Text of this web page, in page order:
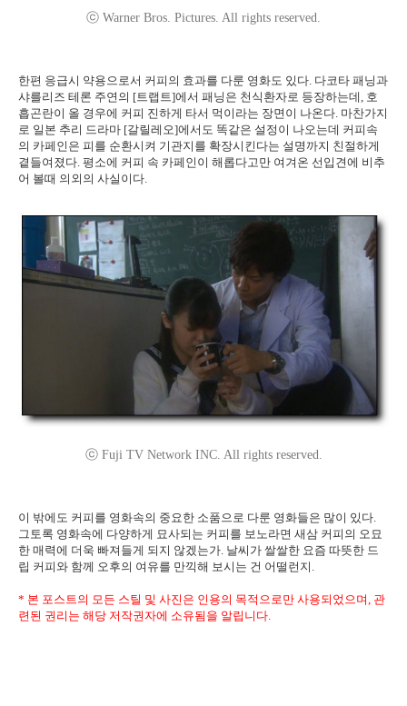
ⓒ Warner Bros. Pictures. All rights reserved.
한편 응급시 약용으로서 커피의 효과를 다룬 영화도 있다. 다코타 패닝과
샤를리즈 테론 주연의 [트랩트]에서 패닝은 천식환자로 등장하는데, 호
흡곤란이 올 경우에 커피 진하게 타서 먹이라는 장면이 나온다. 마찬가지
로 일본 추리 드라마 [갈릴레오]에서도 똑같은 설정이 나오는데 커피속
의 카페인은 피를 순환시켜 기관지를 확장시킨다는 설명까지 친절하게
곁들여졌다. 평소에 커피 속 카페인이 해롭다고만 여겨온 선입견에 비추
어 볼때 의외의 사실이다.
ⓒ Fuji TV Network INC. All rights reserved.
이 밖에도 커피를 영화속의 중요한 소품으로 다룬 영화들은 많이 있다.
그토록 영화속에 다양하게 묘사되는 커피를 보노라면 새삼 커피의 오묘
한 매력에 더욱 빠져들게 되지 않겠는가. 날씨가 쌀쌀한 요즘 따뜻한 드
립 커피와 함께 오후의 여유를 만끽해 보시는 건 어떨런지.
* 본 포스트의 모든 스틸 및 사진은 인용의 목적으로만 사용되었으며, 관
련된 권리는 해당 저작권자에 소유됨을 알립니다.